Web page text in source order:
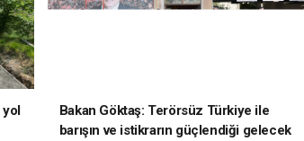
yol
Bakan Göktaş: Terörsüz Türkiye ile
barışın ve istikrarın güçlendiği gelecek